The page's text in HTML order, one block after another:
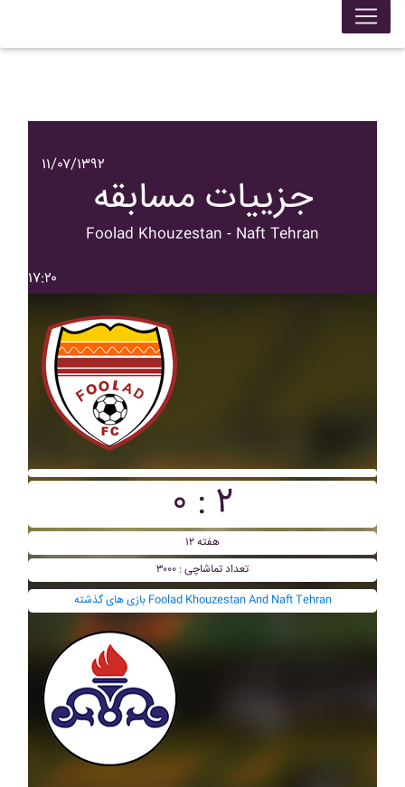
۱۱/۰۷/۱۳۹۲
جزییات مسابقه
Foolad Khouzestan - Naft Tehran
۱۷:۲۰
۰ : ۲
هفته ۱۲
تعداد تماشاچی : ۳۰۰۰
بازی های گذشته Foolad Khouzestan And Naft Tehran